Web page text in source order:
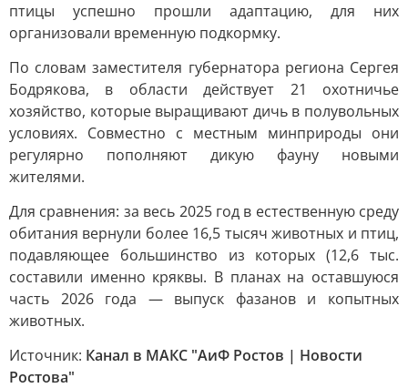
птицы успешно прошли адаптацию, для них
организовали временную подкормку.
По словам заместителя губернатора региона Сергея
Бодрякова, в области действует 21 охотничье
хозяйство, которые выращивают дичь в полувольных
условиях. Совместно с местным минприроды они
регулярно пополняют дикую фауну новыми
жителями.
Для сравнения: за весь 2025 год в естественную среду
обитания вернули более 16,5 тысяч животных и птиц,
подавляющее большинство из которых (12,6 тыс.
составили именно кряквы. В планах на оставшуюся
часть 2026 года — выпуск фазанов и копытных
животных.
Источник: Канал в МАКС "АиФ Ростов | Новости
Ростова"